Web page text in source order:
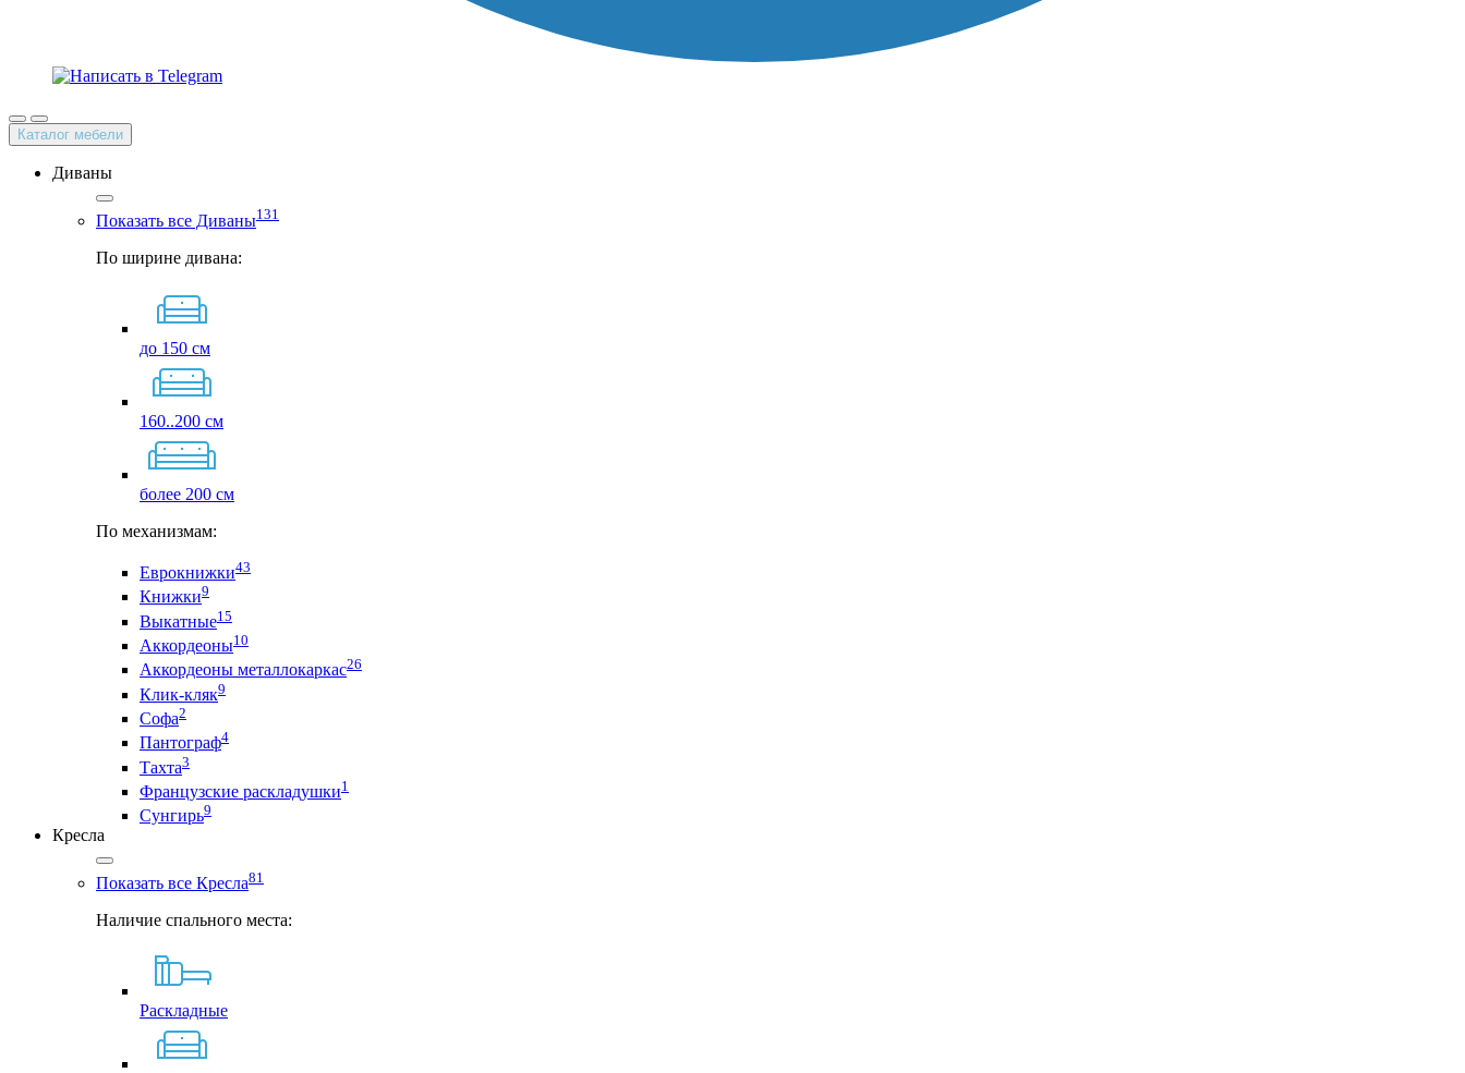
Каталог мебели
Диваны
Показать все Диваны131
По ширине дивана:
до 150 см
160..200 см
более 200 см
По механизмам:
Еврокнижки43
Книжки9
Выкатные15
Аккордеоны10
Аккордеоны металлокаркас26
Клик-кляк9
Софа2
Пантограф4
Тахта3
Французские раскладушки1
Сунгирь9
Кресла
Показать все Кресла81
Наличие спального места:
Раскладные